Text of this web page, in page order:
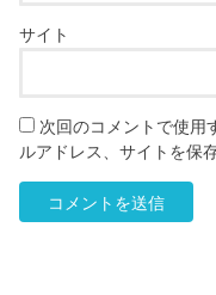
サイト
次回のコメントで使用
ルアドレス、サイトを保